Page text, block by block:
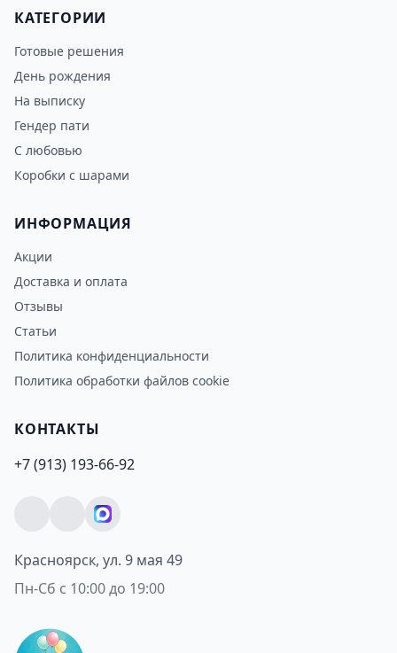
КАТЕГОРИИ
Готовые решения
День рождения
На выписку
Гендер пати
С любовью
Коробки с шарами
ИНФОРМАЦИЯ
Акции
Доставка и оплата
Отзывы
Статьи
Политика конфиденциальности
Политика обработки файлов cookie
КОНТАКТЫ
+7 (913) 193-66-92
Красноярск, ул. 9 мая 49
Пн-Сб с 10:00 до 19:00